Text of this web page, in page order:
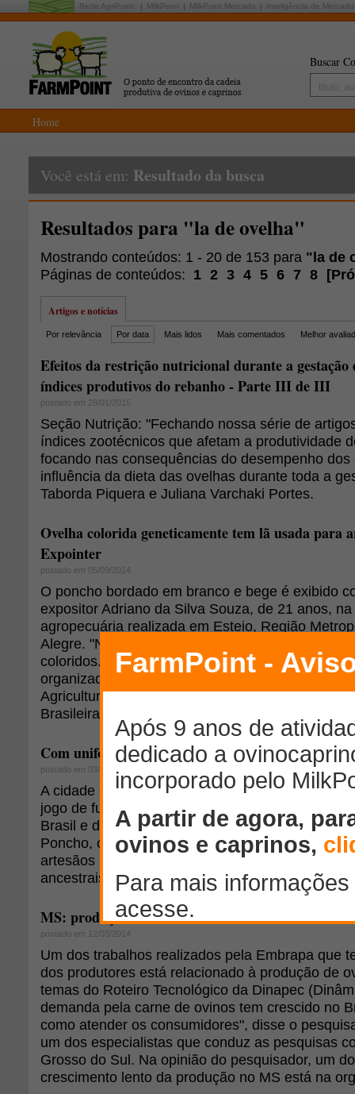
Rede AgriPoint: MilkPoint MilkPoint Mercado Inteligência de Mercado
Buscar
Home
Você está em: Resultado da busca
Resultados para "la de ovelha"
Mostrando conteúdos: 1 - 20 de 153 para "la de
Páginas de conteúdos: 1 2 3 4 5 6 7 8 [
Artigos e notícias
Por relevância Por data Mais lidos Mais comentados Melhor
Efeitos da restrição nutricional durante a gestação
índices produtivos do rebanho - Parte III de III
postado em 28/01/2015
Seção Nutrição: "Fechando nossa série de
índices zootécnicos que afetam a produtividade
focando nas consequências do desempenho
influência da dieta das ovelhas durante toda a
Taborda Piquera e Juliana Varchaki Portes.
Ovelha colorida geneticamente tem lã usada para
Expointer
postado em 05/09/2014
O poncho bordado em branco e bege é exibido
expositor Adriano da Silva Souza, de 21 anos,
agropecuária realizada em Esteio, Região
Alegre. "Não tem tinta", garante. A lã usada é de
coloridos. Os criadores desses animais já
organizada, e obtiveram neste ano o registro
Agricultura, Pecuária e Abastecimento (Mapa) e
Brasileira de Criadores de Ovinos.
Com uniformes de Brasil e Colômbia, ovelhas
postado em 03/06/2014
A cidade colombiana de Nobsa promoveu no
jogo de futebol entre ovelhas. Os animais
Brasil e da Colômbia, em partida que fez parte
Poncho, comemorado anualmente nesta região
artesãos locais fazem ponchos de lã de ovelha,
ancestrais.
MS: produção de ovinos será um dos temas da
postado em 12/03/2014
Um dos trabalhos realizados pela Embrapa que
dos produtores está relacionado à produção de
temas do Roteiro Tecnológico da Dinapec
demanda pela carne de ovinos tem crescido no
como atender os consumidores", disse o
um dos especialistas que conduz as pesquisas
Grosso do Sul. Na opinião do pesquisador, um
crescimento lento da produção no MS está na